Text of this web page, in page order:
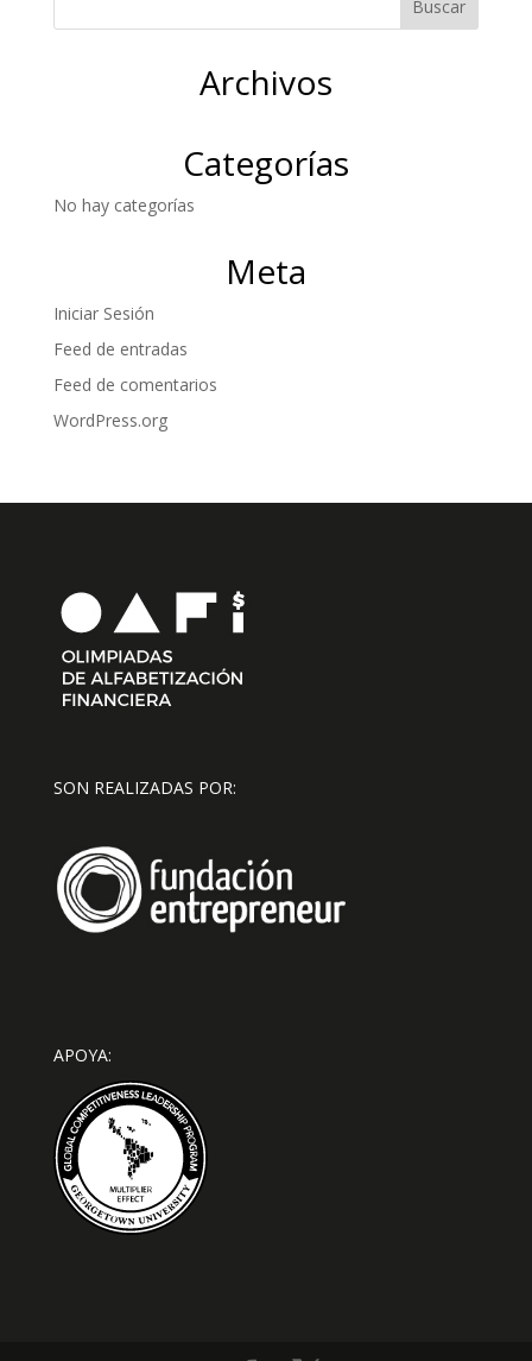
Archivos
Categorías
No hay categorías
Meta
Iniciar Sesión
Feed de entradas
Feed de comentarios
WordPress.org
SON REALIZADAS POR:
APOYA: